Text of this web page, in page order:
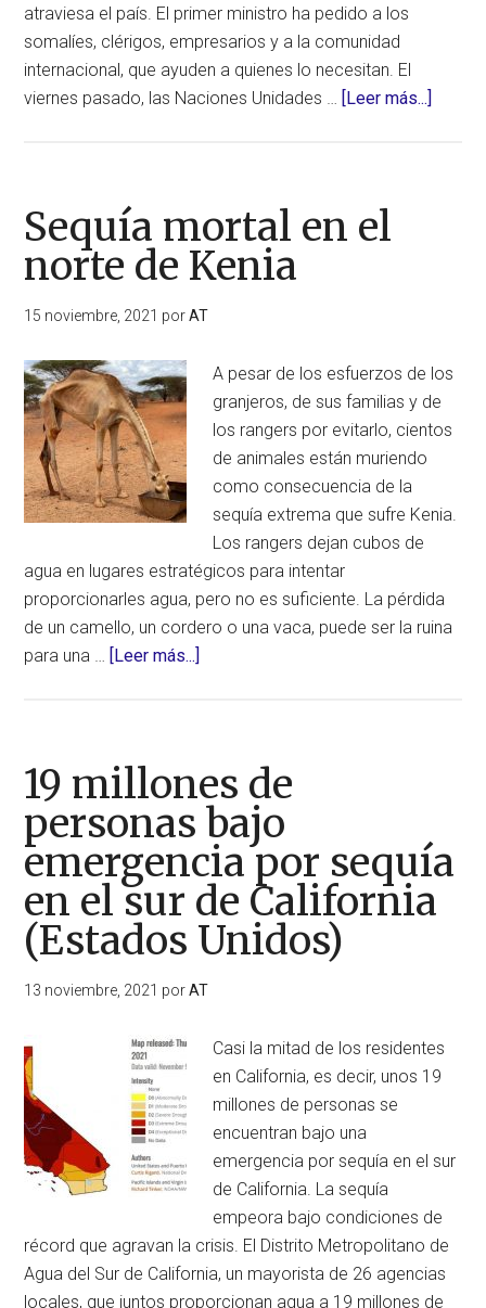
atraviesa el país. El primer ministro ha pedido a los
somalíes, clérigos, empresarios y a la comunidad
internacional, que ayuden a quienes lo necesitan. El
viernes pasado, las Naciones Unidades … [Leer más...]
a
la
intensa
sufre
Sequía mortal en el
norte de Kenia
15 noviembre, 2021 porAT
A pesar de los esfuerzos de los
granjeros, de sus familias y de
los rangers por evitarlo, cientos
de animales están muriendo
como consecuencia de la
sequía extrema que sufre Kenia.
Los rangers dejan cubos de
agua en lugares estratégicos para intentar
proporcionarles agua, pero no es suficiente. La pérdida
de un camello, un cordero o una vaca, puede ser la ruina
para una … [Leer más...]
el
norte
de
Kenia
19 millones de
personas bajo
emergencia por sequía
en el sur de California
(Estados Unidos)
13 noviembre, 2021 porAT
Casi la mitad de los residentes
en California, es decir, unos 19
millones de personas se
encuentran bajo una
emergencia por sequía en el sur
de California. La sequía
empeora bajo condiciones de
récord que agravan la crisis. El Distrito Metropolitano de
Agua del Sur de California, un mayorista de 26 agencias
locales, que juntos proporcionan agua a 19 millones de